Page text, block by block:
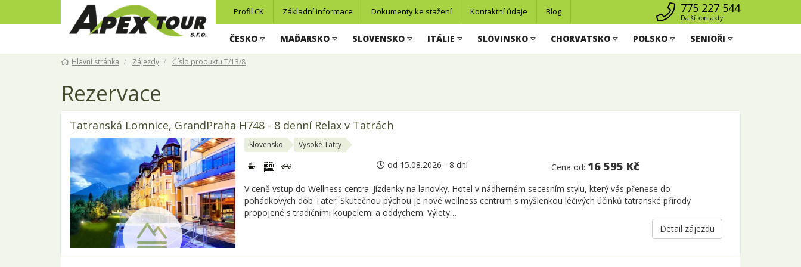
Profil CK Základní informace Dokumenty ke stažení Kontaktní údaje Blog 775 227 544
Další kontakty
ČESKO MAĎARSKO SLOVENSKO ITÁLIE SLOVINSKO CHORVATSKO POLSKO SENIOŘI
Hlavní stránka Zájezdy Číslo produktu T/13/8
Rezervace
Tatranská Lomnice, GrandPraha H748 - 8 denní Relax v Tatrách
Slovensko Vysoké Tatry
od 15.08.2026 - 8 dní Cena od: 16 595 Kč
V ceně vstup do Wellness centra. Jízdenky na lanovky. Hotel v nádherném secesním stylu, který vás přenese do
pohádkových dob Tater. Skutečnou pýchou je nové wellness centrum s myšlenkou léčivých účinků tatranské přírody
propojené s tradičními koupelemi a oddychem. Výlety…
Detail zájezdu